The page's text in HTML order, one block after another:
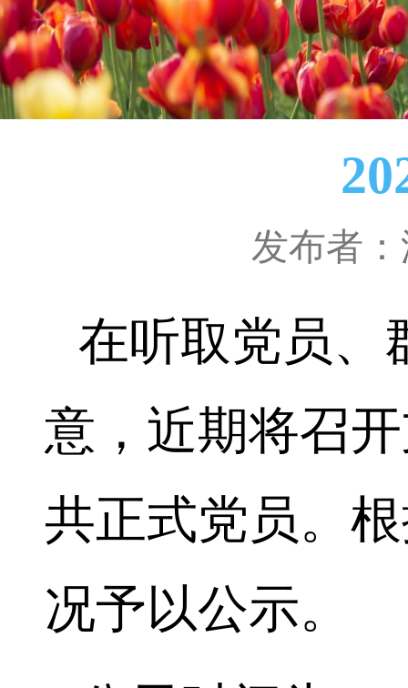
发布者
在听取党员、
意，近期将召
共正式党员。
况予以公示。